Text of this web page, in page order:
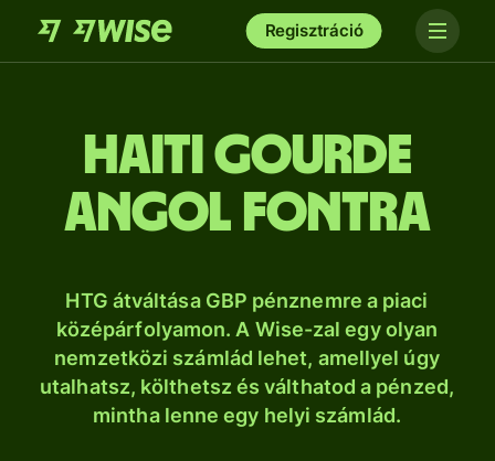
Regisztráció
haiti gourde
angol fontra
HTG átváltása GBP pénznemre a piaci
középárfolyamon. A Wise-zal egy olyan
nemzetközi számlád lehet, amellyel úgy
utalhatsz, költhetsz és válthatod a pénzed,
mintha lenne egy helyi számlád.